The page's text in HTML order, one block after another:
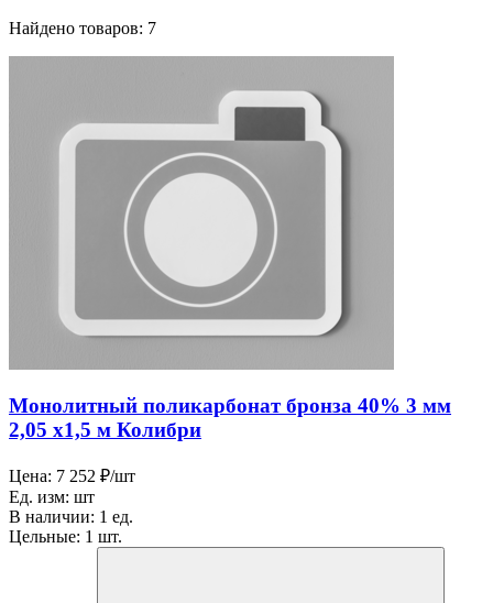
Найдено товаров: 7
Монолитный поликарбонат бронза 40% 3 мм
2,05 х1,5 м Колибри
Цена: 7 252 ₽/шт
Ед. изм: шт
В наличии: 1 ед.
Цельные: 1 шт.